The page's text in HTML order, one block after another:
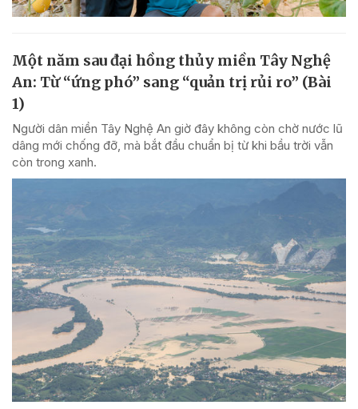
Một năm sau đại hồng thủy miền Tây Nghệ
An: Từ “ứng phó” sang “quản trị rủi ro” (Bài
1)
Người dân miền Tây Nghệ An giờ đây không còn chờ nước lũ
dâng mới chống đỡ, mà bắt đầu chuẩn bị từ khi bầu trời vẫn
còn trong xanh.